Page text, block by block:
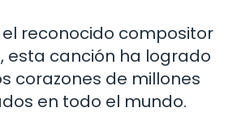
el reconocido compositor
esta canción ha logrado
corazones de millones
en todo el mundo.